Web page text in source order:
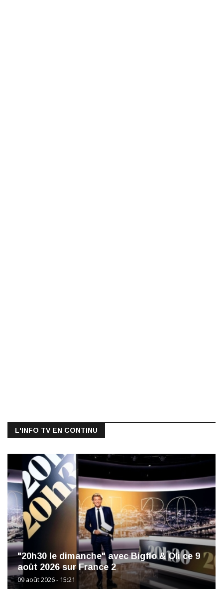
L'INFO TV EN CONTINU
"20h30 le dimanche" avec Bigflo & Oli ce 9
août 2026 sur France 2
09 août 2026 - 15:21